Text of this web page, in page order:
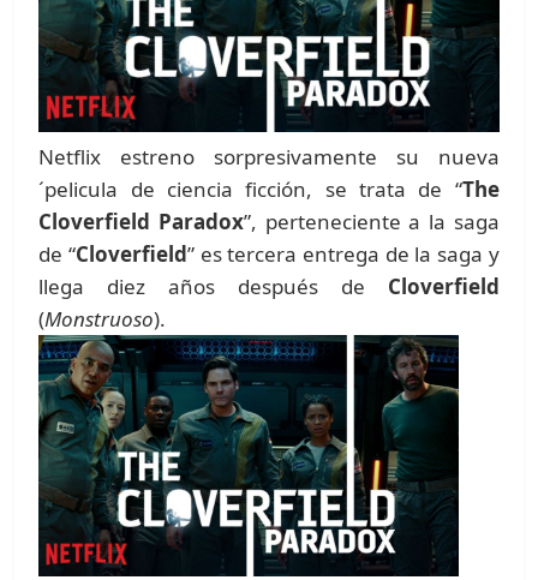
Netflix estreno sorpresivamente su nueva
´pelicula de ciencia ficción, se trata de “The
Cloverfield Paradox”, perteneciente a la saga
de “Cloverfield” es tercera entrega de la saga y
llega diez años después de Cloverfield
(Monstruoso).